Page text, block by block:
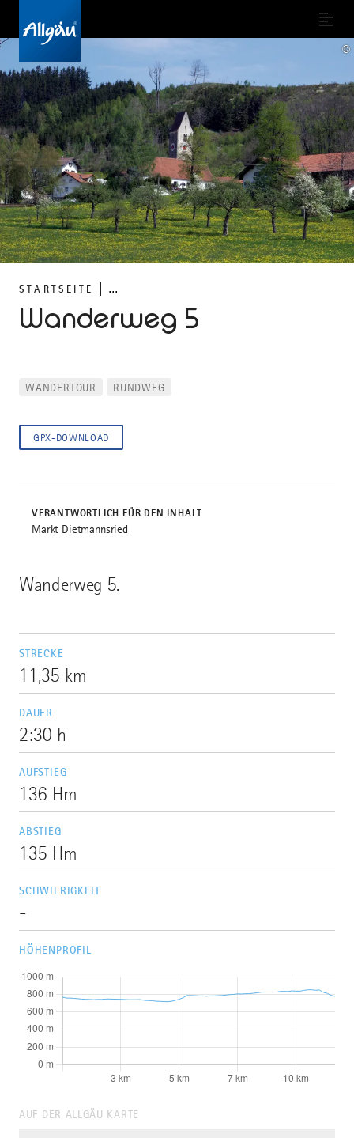
Menu
STARTSEITE ...
Wanderweg 5
©
Wanderweg 5.
STRECKE
11,35 km
DAUER
2:30 h
AUFSTIEG
136 Hm
ABSTIEG
135 Hm
SCHWIERIGKEIT
-
HÖHENPROFIL
AUF DER ALLGÄU KARTE
WANDERTOUR RUNDWEG
GPX-DOWNLOAD
VERANTWORTLICH FÜR DEN INHALT
Markt Dietmannsried